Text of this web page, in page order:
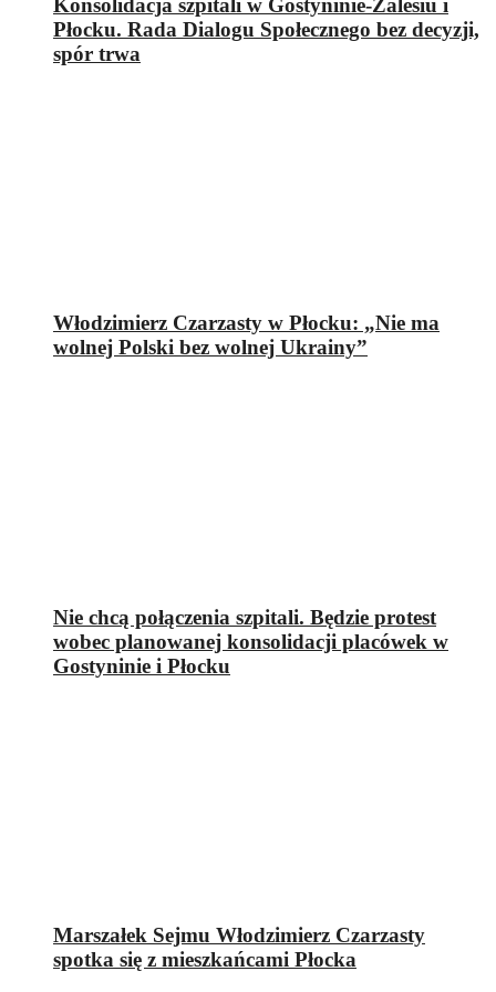
Konsolidacja szpitali w Gostyninie-Zalesiu i
Płocku. Rada Dialogu Społecznego bez decyzji,
spór trwa
Włodzimierz Czarzasty w Płocku: „Nie ma
wolnej Polski bez wolnej Ukrainy”
Nie chcą połączenia szpitali. Będzie protest
wobec planowanej konsolidacji placówek w
Gostyninie i Płocku
Marszałek Sejmu Włodzimierz Czarzasty
spotka się z mieszkańcami Płocka